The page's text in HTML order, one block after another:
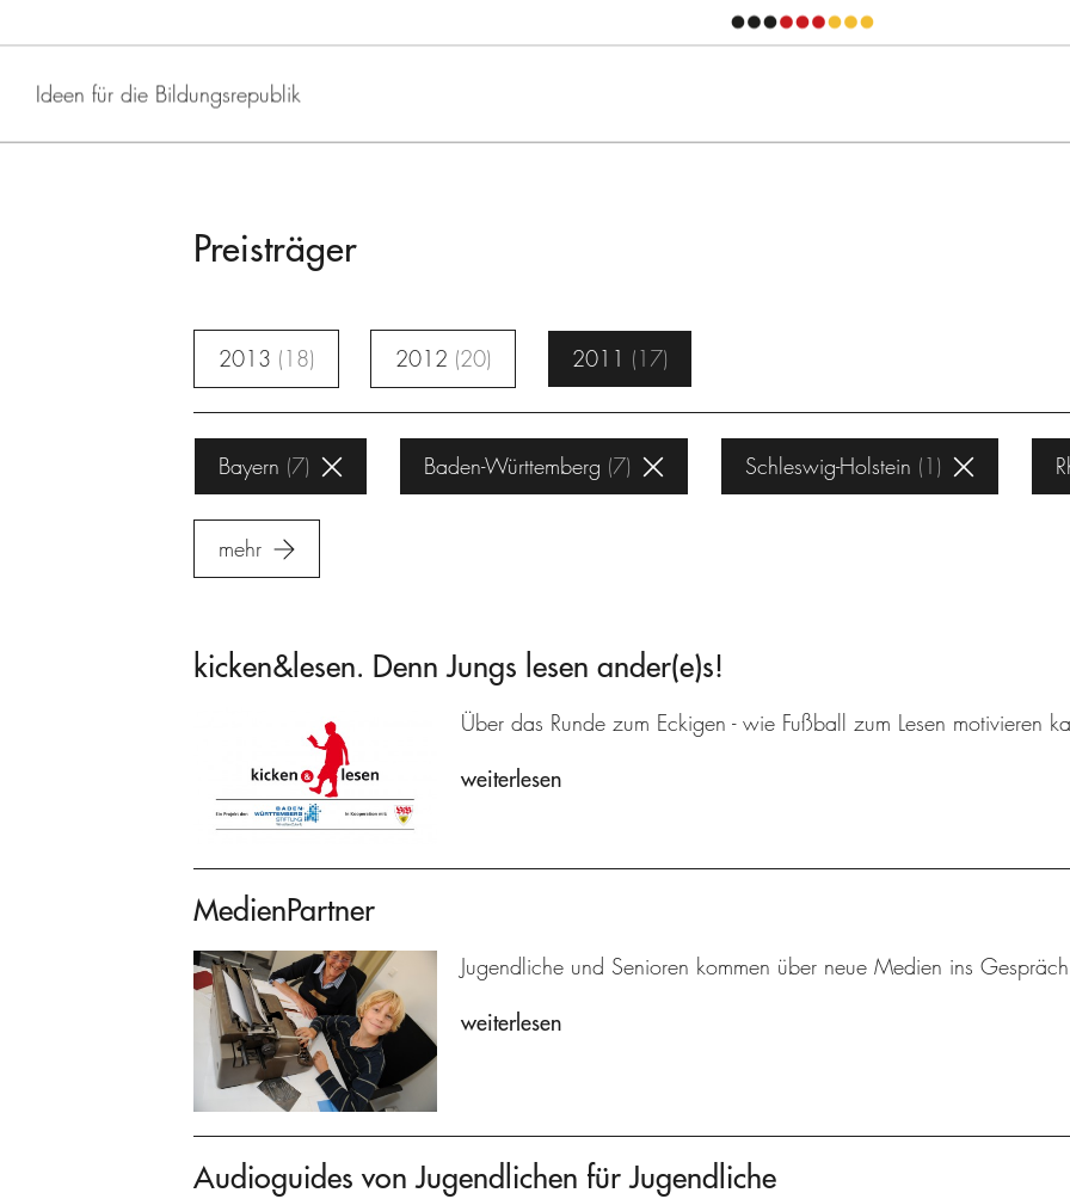
Ideen für die Bildungsrepublik
Preisträger
2013 18 2012 20 2011 17
Bayern 7 Baden-Württemberg 7 Schleswig-Holstein 1
mehr
kicken&lesen. Denn Jungs lesen ander(e)s!
Über das Runde zum Eckigen - wie Fußball zum Lesen motivieren
weiterlesen
MedienPartner
Jugendliche und Senioren kommen über neue Medien ins
weiterlesen
Audioguides von Jugendlichen für Jugendliche